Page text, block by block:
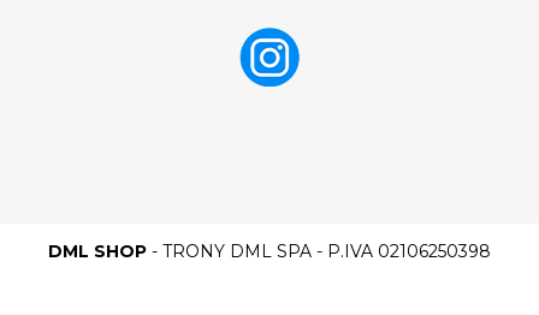
DML SHOP - TRONY DML SPA - P.IVA 02106250398